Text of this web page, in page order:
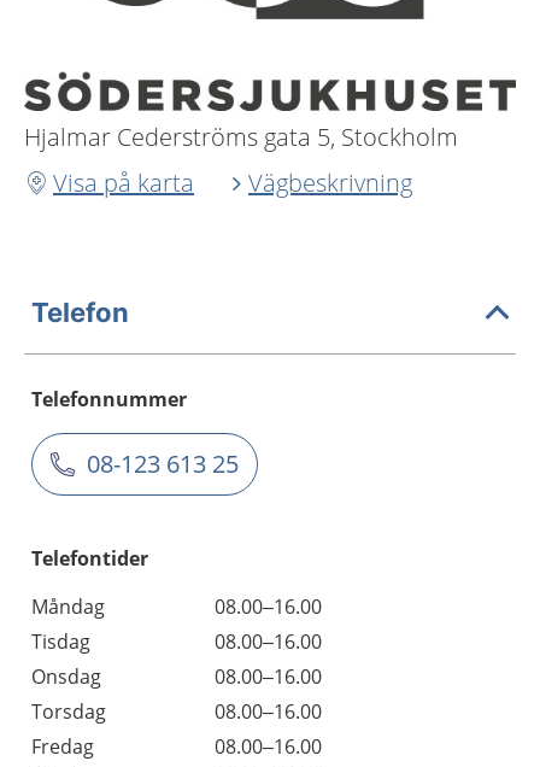
Hjalmar Cederströms gata 5, Stockholm
Visa på karta
Vägbeskrivning
Telefon
Telefonnummer
08-123 613 25
Telefontider
Måndag
08.00–16.00
Tisdag
08.00–16.00
Onsdag
08.00–16.00
Torsdag
08.00–16.00
Fredag
08.00–16.00